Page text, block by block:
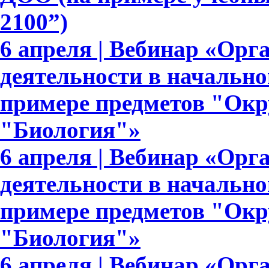
2100”)
6 апреля | Вебинар
деятельности в
примере предметов
"Биология"»
6 апреля | Вебинар
деятельности в
примере предметов
"Биология"»